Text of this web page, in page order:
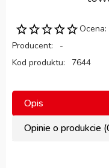
Ocena:
Producent:
-
Kod produktu:
7644
Opis
Opinie o produkcie